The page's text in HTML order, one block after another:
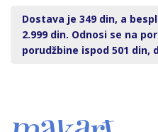
Dostava je 349 din, a
2.999 din. Odnosi se na
porudžbine ispod 501 din,